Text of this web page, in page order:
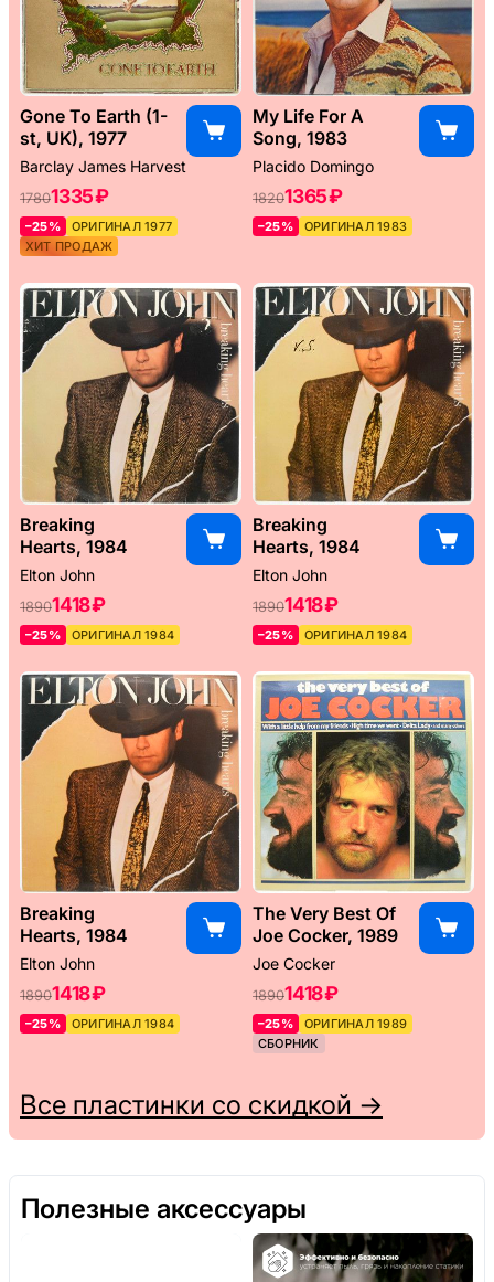
Gone To Earth (1-
st, UK), 1977
Barclay James Harvest
17801335 ₽
–25%
ОРИГИНАЛ 1977
ХИТ ПРОДАЖ
My Life For A
Song, 1983
Placido Domingo
18201365 ₽
–25% ОРИГИНАЛ 1983
Breaking
Hearts, 1984
Elton John
18901418 ₽
–25% ОРИГИНАЛ 1984
Breaking
Hearts, 1984
Elton John
18901418 ₽
–25% ОРИГИНАЛ 1984
Breaking
Hearts, 1984
Elton John
18901418 ₽
–25% ОРИГИНАЛ 1984
The Very Best Of
Joe Cocker, 1989
Joe Cocker
18901418 ₽
–25%
ОРИГИНАЛ 1989
СБОРНИК
Все пластинки со скидкой →
Полезные аксессуары